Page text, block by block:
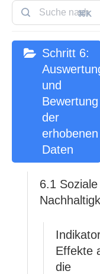
⌘K
Schritt 6:
und
Bewertung
der
erhobenen
Daten
6.1 Soziale
Effekte
die